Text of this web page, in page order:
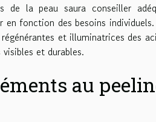
de la peau saura conseiller
en fonction des besoins
et illuminatrices des
et durables.
au